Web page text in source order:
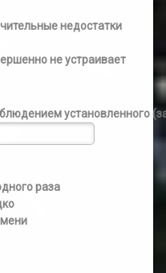
недостатки
не устраивает
установленного
раза